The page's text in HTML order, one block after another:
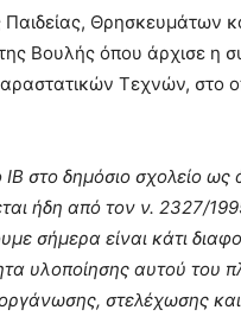
Θρησκευμάτων
Βουλής όπου άρχισε η
Τεχνών, στο
στο δημόσιο σχολείο
ήδη από τον ν. 2327/
σήμερα είναι κάτι
υλοποίησης αυτού του
στελέχωσης και